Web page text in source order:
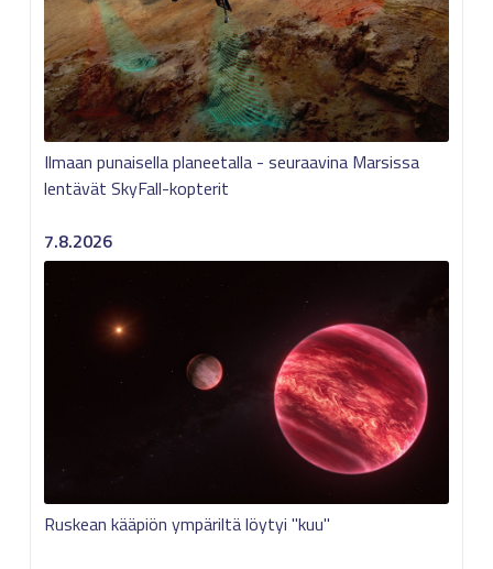
Ilmaan punaisella planeetalla - seuraavina Marsissa
lentävät SkyFall-kopterit
7.8.2026
Ruskean kääpiön ympäriltä löytyi "kuu"